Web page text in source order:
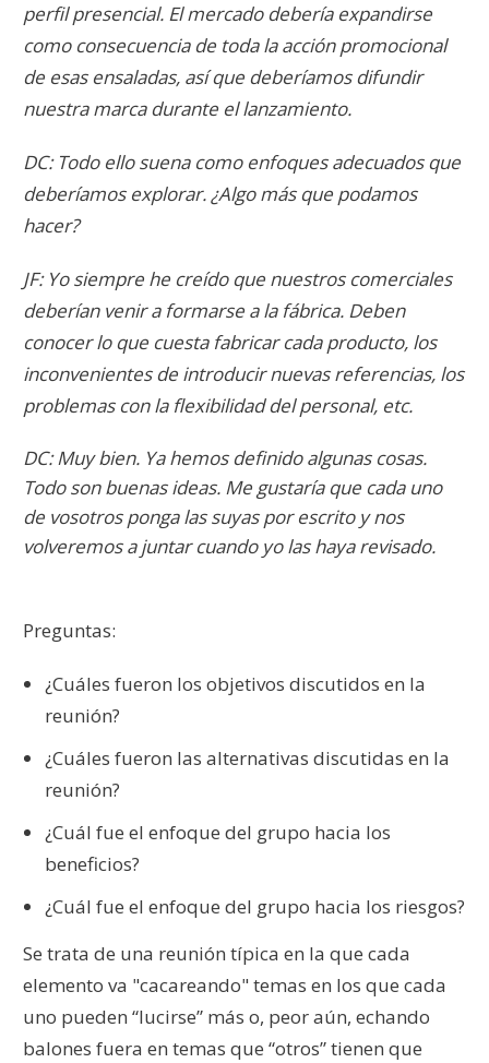
perfil presencial. El mercado debería expandirse
como consecuencia de toda la acción promocional
de esas ensaladas, así que deberíamos difundir
nuestra marca durante el lanzamiento.
DC: Todo ello suena como enfoques adecuados que
deberíamos explorar. ¿Algo más que podamos
hacer?
JF: Yo siempre he creído que nuestros comerciales
deberían venir a formarse a la fábrica. Deben
conocer lo que cuesta fabricar cada producto, los
inconvenientes de introducir nuevas referencias, los
problemas con la flexibilidad del personal, etc.
DC: Muy bien. Ya hemos definido algunas cosas.
Todo son buenas ideas. Me gustaría que cada uno
de vosotros ponga las suyas por escrito y nos
volveremos a juntar cuando yo las haya revisado.
Preguntas:
¿Cuáles fueron los objetivos discutidos en la
reunión?
¿Cuáles fueron las alternativas discutidas en la
reunión?
¿Cuál fue el enfoque del grupo hacia los
beneficios?
¿Cuál fue el enfoque del grupo hacia los riesgos?
Se trata de una reunión típica en la que cada
elemento va "cacareando" temas en los que cada
uno pueden “lucirse” más o, peor aún, echando
balones fuera en temas que “otros” tienen que